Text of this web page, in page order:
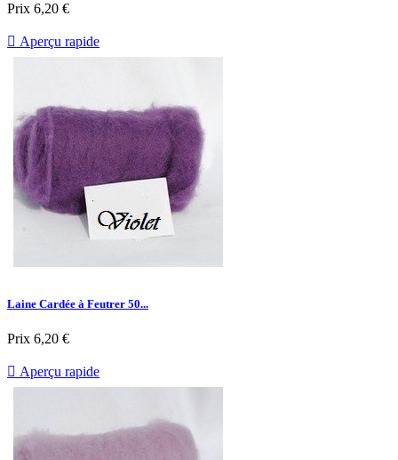
Prix 6,20 €
 Aperçu rapide
Laine Cardée à Feutrer 50...
Prix 6,20 €
 Aperçu rapide